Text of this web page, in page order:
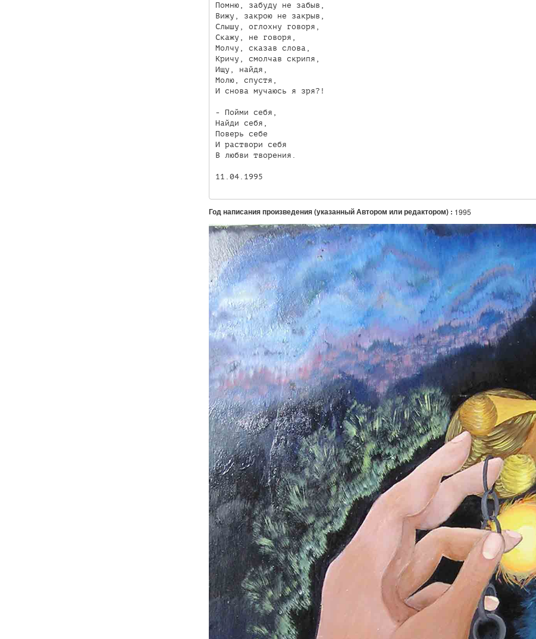
Помню, забуду не забыв,
Вижу, закрою не закрыв,
Слышу, оглохну говоря,
Скажу, не говоря,
Молчу, сказав слова,
Кричу, смолчав скрипя,
Ищу, найдя,
Молю, спустя,
И снова мучаюсь я зря?!
- Пойми себя,
Найди себя,
Поверь себе
И раствори себя
В любви творения.
11.04.1995
Год написания произведения (указанный Автором или редактором) : 1995